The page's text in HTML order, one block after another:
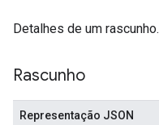
Detalhes de um rascunho.
Rascunho
Representação JSON